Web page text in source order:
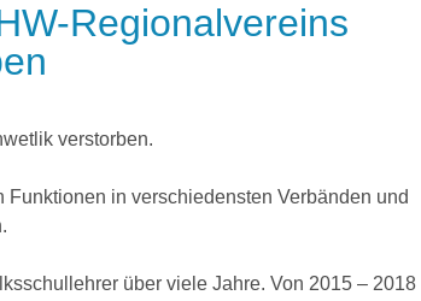
Regionalvereins
verstorben.
in verschiedensten Verbänden und
über viele Jahre. Von 2015 – 2018